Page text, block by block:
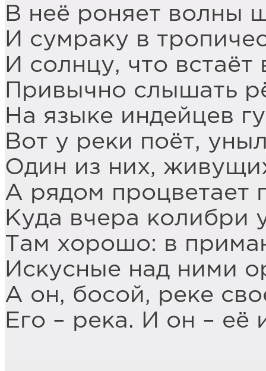
В неё роняет волны
И сумраку в
И солнцу, что встаёт
Привычно слышать
На языке индейцев
Вот у реки поёт,
Один из них,
А рядом процветает
Куда вчера колибри
Там хорошо: в
Искусные над ними
А он, босой, реке
Его – река. И он – её